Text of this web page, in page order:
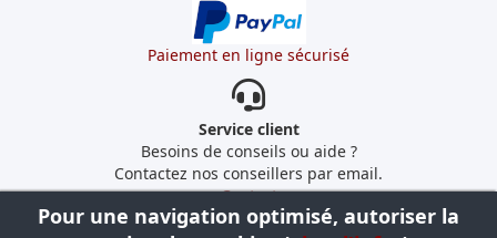
Paiement en ligne sécurisé
Service client
Besoins de conseils ou aide ?
Contactez nos conseillers par email.
Contact
Pour une navigation optimisé, autoriser la